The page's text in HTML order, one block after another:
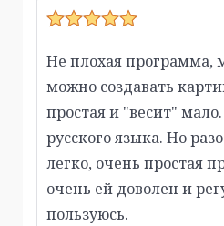
Не плохая программа,
можно создавать
простая и "весит"
русского языка. Но
легко, очень простая
очень ей доволен и
пользуюсь.